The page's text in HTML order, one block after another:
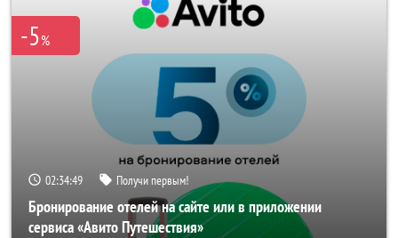
-5%
02:34:47 Получи первым!
Бронирование отелей на сайте или в приложении
сервиса «Авито Путешествия»